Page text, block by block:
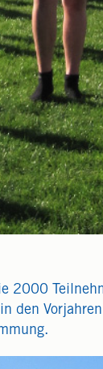
den